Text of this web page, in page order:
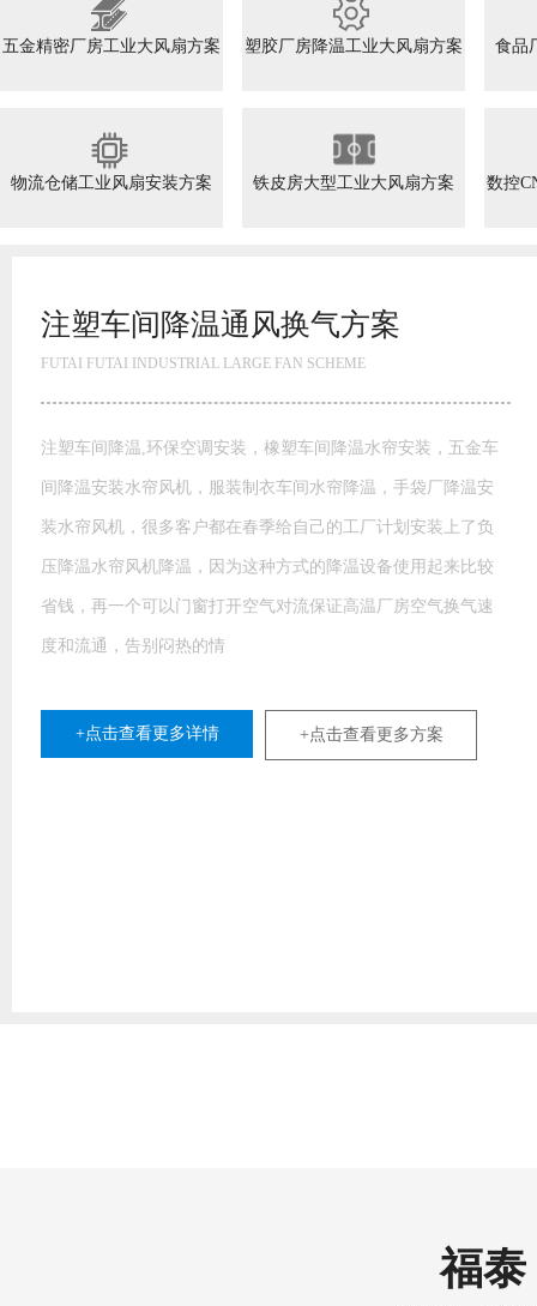
五金精密厂房工业大风扇方案 塑胶厂房降温工业大风扇方案 食品
物流仓储工业风扇安装方案 铁皮房大型工业大风扇方案 数控
电线车间工业大风扇降温通风方案
FUTAI FUTAI INDUSTRIAL LARGE FAN SCHEME
实际的降温实际效果与安裝环保空调的方案设计是有着非常大
的关系的，设计方案工业厂房降温务必要明白如何计算车间内
的换气次数方式， 及其车间内该怎样设置适合的环保空调的总
数、输出功率冷热空气的对流等，亦或是车间是需要工位降温
或者总体降温。福泰环保空调依据“水蒸发气化需要消耗带走热
量”这一基本原理来降
+点击查看更多详情 +点击查看更多方案
福泰